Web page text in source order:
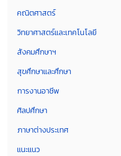
คณิตศาสตร์
วิทยาศาสตร์และเทคโนโลยี
สังคมศึกษาฯ
สุขศึกษาและศึกษา
การงานอาชีพ
ศิลปศึกษา
ภาษาต่างประเทศ
แนะแนว